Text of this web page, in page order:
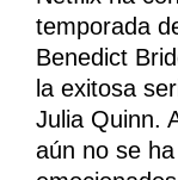
temporada
Benedict
la exitosa
Julia Quinn.
aún no se